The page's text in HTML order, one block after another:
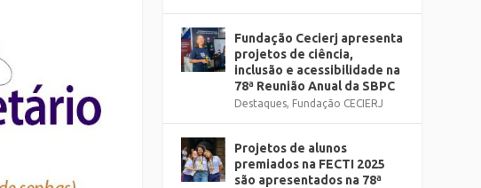
Fundação Cecierj apresenta
projetos de ciência,
inclusão e acessibilidade na
78ª Reunião Anual da SBPC
Destaques, Fundação CECIERJ
Projetos de alunos
premiados na FECTI 2025
são apresentados na 78ª